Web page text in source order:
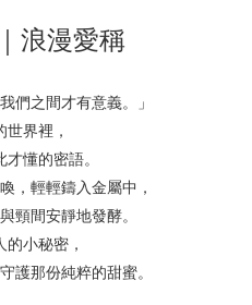
浪漫愛稱
們之間才有意義。」
世界裡，
懂的密語。
，輕輕鑄入金屬中，
頸間安靜地發酵。
小秘密，
護那份純粹的甜蜜。